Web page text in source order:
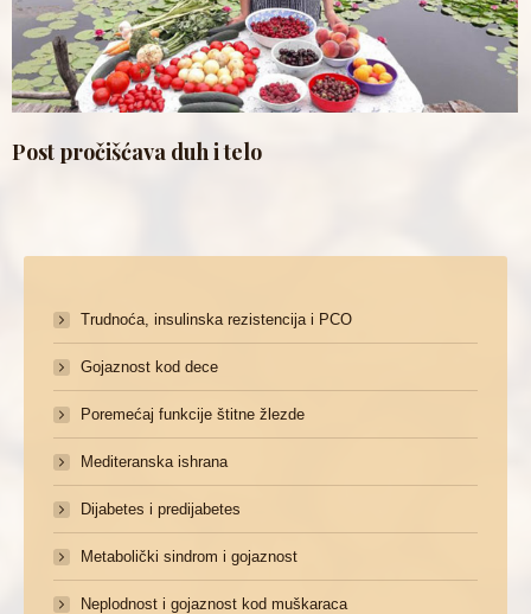
Post pročišćava duh i telo
Trudnoća, insulinska rezistencija i PCO
Gojaznost kod dece
Poremećaj funkcije štitne žlezde
Mediteranska ishrana
Dijabetes i predijabetes
Metabolički sindrom i gojaznost
Neplodnost i gojaznost kod muškaraca